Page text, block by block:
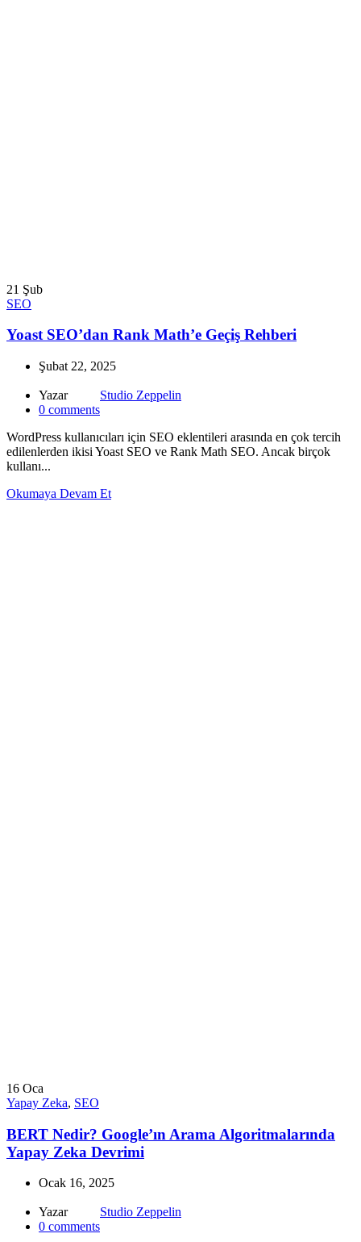
21 Şub
SEO
Yoast SEO’dan Rank Math’e Geçiş Rehberi
Şubat 22, 2025
Yazar
Studio Zeppelin
0 comments
WordPress kullanıcıları için SEO eklentileri arasında en çok tercih
edilenlerden ikisi Yoast SEO ve Rank Math SEO. Ancak birçok
kullanı...
Okumaya Devam Et
16 Oca
Yapay Zeka, SEO
BERT Nedir? Google’ın Arama Algoritmalarında
Yapay Zeka Devrimi
Ocak 16, 2025
Yazar
Studio Zeppelin
0 comments